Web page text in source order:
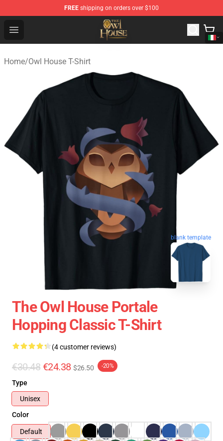
FREE shipping on orders over $100
Open menu
The Owl House Store - Official The Owl House
Home/Owl House T-Shirt
blank template
The Owl House Portale
Hopping Classic T-Shirt
(4 customer reviews)
€30.48 €24.38 $26.50 -20%
Type
Unisex
Color
Default